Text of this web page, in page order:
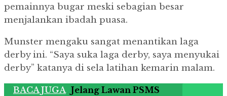
pemainnya bugar meski sebagian besar
menjalankan ibadah puasa.
Munster mengaku sangat menantikan laga
derby ini. “Saya suka laga derby, saya menyukai
derby” katanya di sela latihan kemarin malam.
BACA JUGA Jelang Lawan PSMS